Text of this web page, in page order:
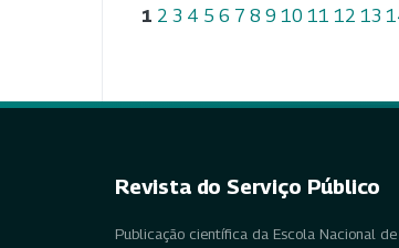
1 2 3 4 5 6 7 8 9 10 11 12 13
Revista do Serviço Público
Publicação científica da Escola Nacional